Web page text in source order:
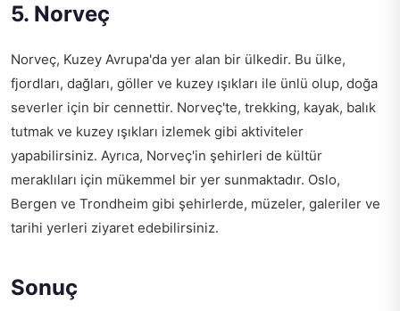
5. Norveç
Norveç, Kuzey Avrupa'da yer alan bir ülkedir. Bu ülke,
fjordları, dağları, göller ve kuzey ışıkları ile ünlü olup, doğa
severler için bir cennettir. Norveç'te, trekking, kayak, balık
tutmak ve kuzey ışıkları izlemek gibi aktiviteler
yapabilirsiniz. Ayrıca, Norveç'in şehirleri de kültür
meraklıları için mükemmel bir yer sunmaktadır. Oslo,
Bergen ve Trondheim gibi şehirlerde, müzeler, galeriler ve
tarihi yerleri ziyaret edebilirsiniz.
Sonuç